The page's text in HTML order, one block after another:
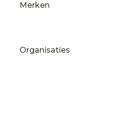
Merken
Organisaties